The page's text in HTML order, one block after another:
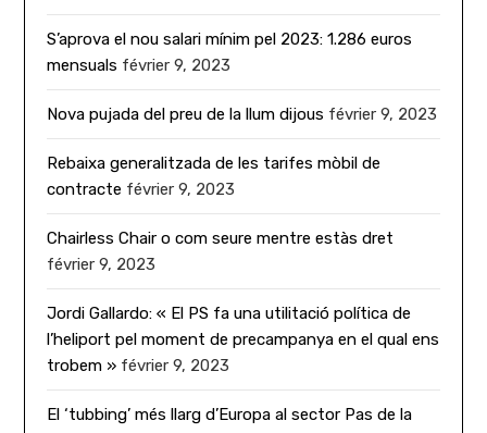
S’aprova el nou salari mínim pel 2023: 1.286 euros
mensuals février 9, 2023
Nova pujada del preu de la llum dijous février 9, 2023
Rebaixa generalitzada de les tarifes mòbil de
contracte février 9, 2023
Chairless Chair o com seure mentre estàs dret
février 9, 2023
Jordi Gallardo: « El PS fa una utilitació política de
l’heliport pel moment de precampanya en el qual ens
trobem » février 9, 2023
El ‘tubbing’ més llarg d’Europa al sector Pas de la